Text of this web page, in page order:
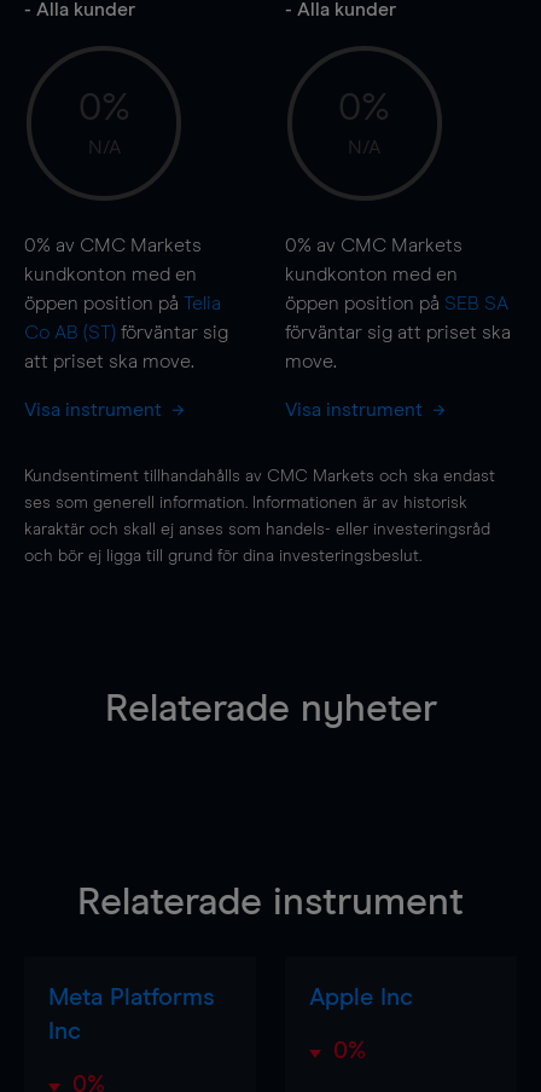
- Alla kunder
0%
N/A
0% av CMC Markets
kundkonton med en
öppen position på Telia
Co AB (ST) förväntar sig
att priset ska move.
Visa instrument
- Alla kunder
0%
N/A
0% av CMC Markets
kundkonton med en
öppen position på SEB SA
förväntar sig att priset ska
move.
Visa instrument
Kundsentiment tillhandahålls av CMC Markets och ska endast
ses som generell information. Informationen är av historisk
karaktär och skall ej anses som handels- eller investeringsråd
och bör ej ligga till grund för dina investeringsbeslut.
Relaterade nyheter
Relaterade instrument
Meta Platforms
Inc
0%
Apple Inc
0%